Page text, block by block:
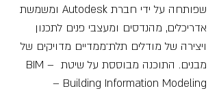
שפותחה על ידי חברת Autodesk ומשמשת
אדריכלים, מהנדסים ומעצבי פנים לתכנון
ויצירה של מודלים תלת־ממדיים מדויקים של
מבנים. התוכנה מבוססת על שיטת BIM –
Building Information Modeling –